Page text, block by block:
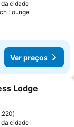
cidade
LoungeVer preços
Ver preços
favoritos
Lodge
cidade